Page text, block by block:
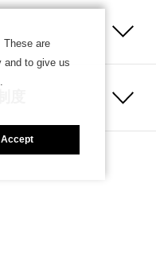
These are
and to give us
Accept